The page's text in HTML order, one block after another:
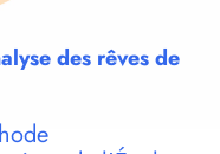
des rêves de